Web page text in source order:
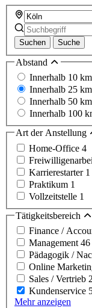
Suchen Suche
Abstand
Innerhalb 10 km
Innerhalb 25 km
Innerhalb 50 km
Innerhalb 100
Art der Anstellung
Home-Office 4
Karrierestarter 1
Praktikum 1
Vollzeitstelle 1
Tätigkeitsbereich
Finance /
Management 46
Pädagogik /
Online
Sales / Vertrieb
Kundenservice
Mehr anzeigen